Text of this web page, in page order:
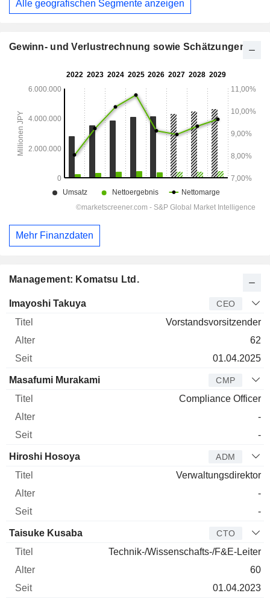
Alle geografischen Segmente anzeigen
Management: Komatsu Ltd.
Manager Titel Alter
Imayoshi Takuya CEO
Vorstandsvorsitzender
62
01.04.2025
Masafumi Murakami CMP
Compliance Officer
-
-
Hiroshi Hosoya ADM
Verwaltungsdirektor
-
-
Taisuke Kusaba CTO
Technik-/Wissenschafts-/F&E-Leiter
60
01.04.2023
Gewinn- und Verlustrechnung sowie Schätzungen
Mehr Finanzdaten